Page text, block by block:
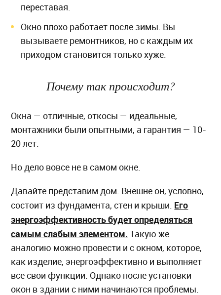
переставая.
Окно плохо работает после зимы. Вы
вызываете ремонтников, но с каждым их
приходом становится только хуже.
Почему так происходит?
Окна — отличные, откосы — идеальные,
монтажники были опытными, а гарантия — 10-
20 лет.
Но дело вовсе не в самом окне.
Давайте представим дом. Внешне он, условно,
состоит из фундамента, стен и крыши. Его
энергоэффективность будет определяться
самым слабым элементом. Такую же
аналогию можно провести и с окном, которое,
как изделие, энергоэффективно и выполняет
все свои функции. Однако после установки
окон в здании с ними начинаются проблемы.